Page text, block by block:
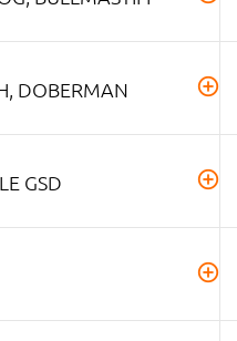
DOBERMAN
GSD